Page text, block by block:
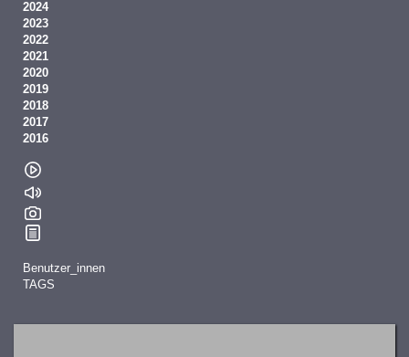
2024
2023
2022
2021
2020
2019
2018
2017
2016
Benutzer_innen
TAGS